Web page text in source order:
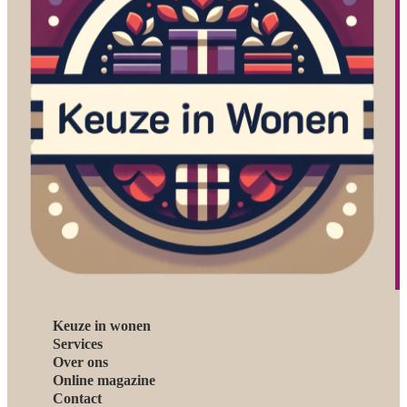
Keuze in wonen
Services
Over ons
Online magazine
Contact